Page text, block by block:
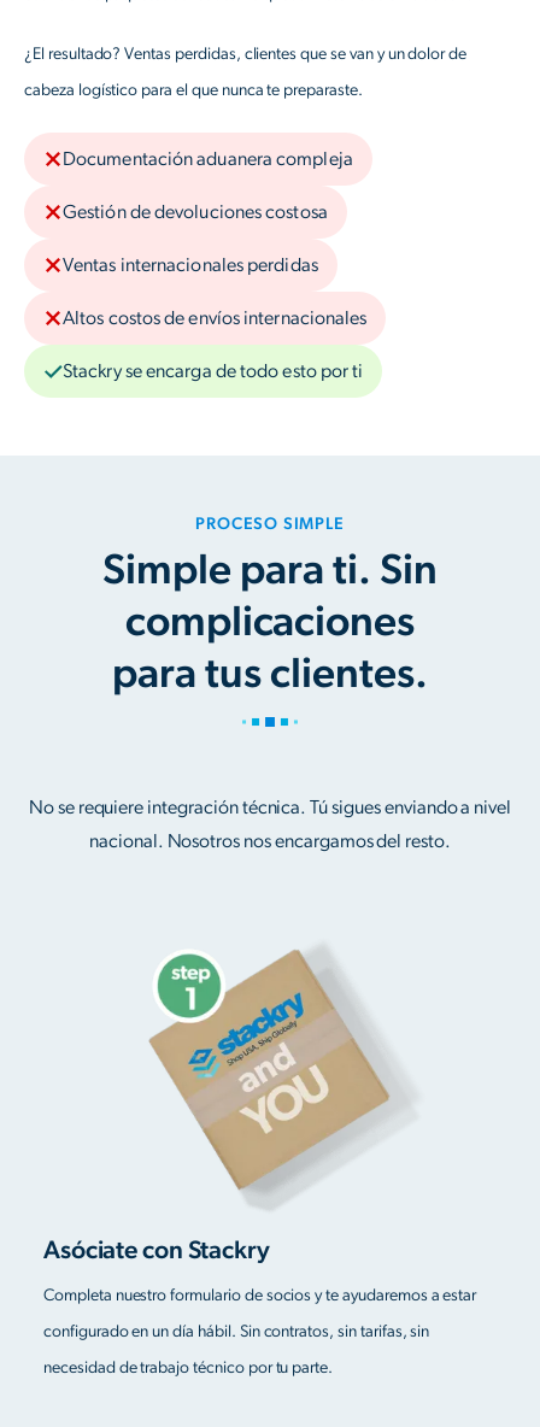
¿El resultado? Ventas perdidas, clientes que se van y un dolor de
cabeza logístico para el que nunca te preparaste.
Documentación aduanera compleja
Gestión de devoluciones costosa
Ventas internacionales perdidas
Altos costos de envíos internacionales
Stackry se encarga de todo esto por ti
PROCESO SIMPLE
Simple para ti. Sin
complicaciones
para tus clientes.
No se requiere integración técnica. Tú sigues enviando a nivel
nacional. Nosotros nos encargamos del resto.
Asóciate con Stackry
Completa nuestro formulario de socios y te ayudaremos a estar
configurado en un día hábil. Sin contratos, sin tarifas, sin
necesidad de trabajo técnico por tu parte.